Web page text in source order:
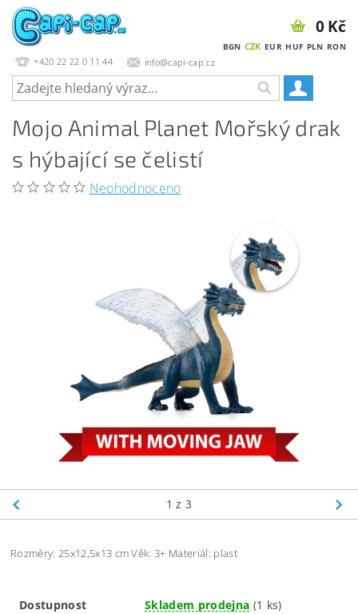
+420 22 22 0 11 44 info@capi-cap.cz
BGN CZK EUR HUF PLN RON
0 Kč
Mojo Animal Planet Mořský drak
s hýbající se čelistí
Neohodnoceno
1 z 3
Rozměry: 25x12,5x13 cm Věk: 3+ Materiál: plast
Dostupnost Skladem prodejna (1 ks)